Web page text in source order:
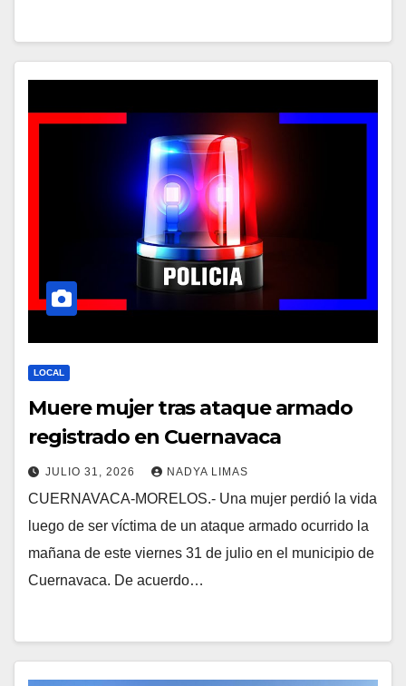
LOCAL
Muere mujer tras ataque armado
registrado en Cuernavaca
JULIO 31, 2026 NADYA LIMAS
CUERNAVACA-MORELOS.- Una mujer perdió la vida
luego de ser víctima de un ataque armado ocurrido la
mañana de este viernes 31 de julio en el municipio de
Cuernavaca. De acuerdo…